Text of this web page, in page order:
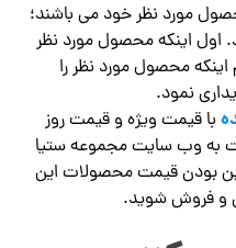
مورد نظر خود می باشند؛
اول اینکه محصول مورد نظر
اینکه محصول مورد نظر را
نمود.
با قیمت ویژه و قیمت روز
به وب سایت مجموعه ستیا
بودن قیمت محصولات این
و فروش شوید.